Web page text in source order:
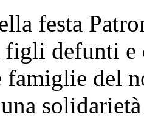
festa
defunti e
famiglie del